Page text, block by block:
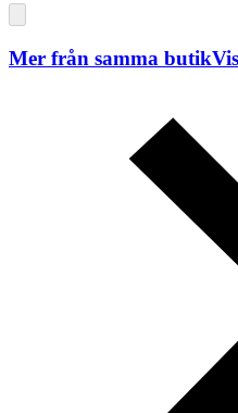
Mer från samma butik